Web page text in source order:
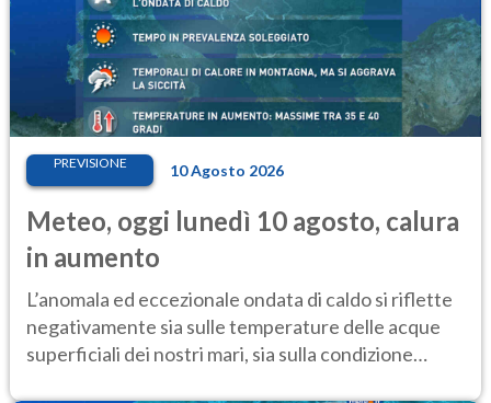
PREVISIONE 10 Agosto 2026
Meteo, oggi lunedì 10 agosto, calura
in aumento
L’anomala ed eccezionale ondata di caldo si riflette
negativamente sia sulle temperature delle acque
superficiali dei nostri mari, sia sulla condizione